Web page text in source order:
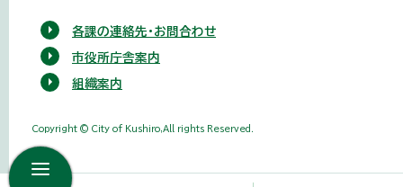
各課の連絡先・お問合わせ
市役所庁舎案内
組織案内
Copyright © City of Kushiro,All rights Reserved.